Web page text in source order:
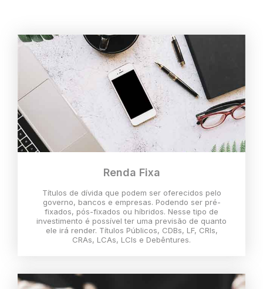
Renda Fixa
Títulos de dívida que podem ser oferecidos pelo
governo, bancos e empresas. Podendo ser pré-
fixados, pós-fixados ou híbridos. Nesse tipo de
investimento é possível ter uma previsão de quanto
ele irá render. Títulos Públicos, CDBs, LF, CRIs,
CRAs, LCAs, LCIs e Debêntures.